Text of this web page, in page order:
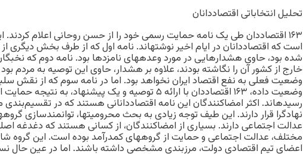
تحلیل انتخاباتی اقتصاددانان
۱۶۳ اقتصاددان طی یک نامه حمایت رسمی خود را از حسن روحانی اعلام
است که اقتصاددانان در ایام اخیر نوشته‏اند. نامه اول که از طرف بخش دیگری
شده بود، حاوی هشدارهایی در مورد وعده‏های نامزد‏ها بود. نامه دوم که
خارج از کشور آن را نگاشته بودند، علاوه بر هشدار، حاوی این توصیه به مردم
وضعیت فعلی به نفع اقتصاد ایران نخواهد بود. اما در نامه سوم که از نقش
وضعیت داده، ۱۶۳ اقتصاددان با ارائه ۵ توصیه و یک پیشنهاد، به
رسیده‏اند. اکثر امضاکنندگان این نامه اقتصاددانانی هستند که در
نهادگرا قرار دارند. این طیف توجه زیادی به بحث محرومیت‏ها، توانمند‏سازی
عدالت اجتماعی دارند. بسیاری از امضاکنندگان، از کسانی هستند که دغدغه
مختلف، عدالت اجتماعی و حمایت از گروه‏های کم‏درآمد بوده است. این گروه
اعضای تیم اقتصادی دولت، مرزبندی مشخصی داشته باشند. اما در عین حال